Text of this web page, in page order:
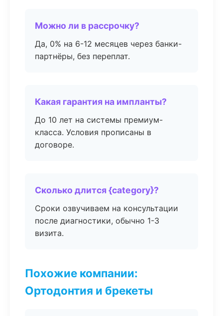
Можно ли в рассрочку?
Да, 0% на 6-12 месяцев через банки-
партнёры, без переплат.
Какая гарантия на импланты?
До 10 лет на системы премиум-
класса. Условия прописаны в
договоре.
Сколько длится {category}?
Сроки озвучиваем на консультации
после диагностики, обычно 1-3
визита.
Похожие компании:
Ортодонтия и брекеты